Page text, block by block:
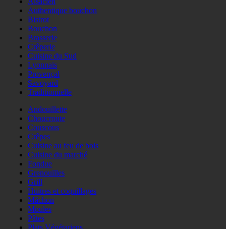
Authentique bouchon
Bistrot
Bouchon
Brasserie
Crêperie
Cuisine du Sud
Lyonnais
Provençal
Savoyard
Traditionnelle
Andouillette
Choucroute
Couscous
Crêpes
Cuisine au feu de bois
Cuisine du marché
Fondue
Grenouilles
Grill
Huitres et coquillages
Mâchon
Moules
Pâtes
Plats Végétariens